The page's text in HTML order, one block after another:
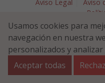
Aviso Legal
Aviso
Política de
Plaza Navarra 5 - 31300
Usamos cookies para
navegación en nuestra
personalizados y
Aceptar todas